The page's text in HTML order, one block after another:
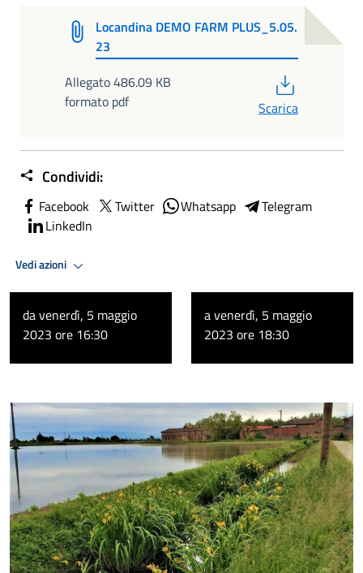
Locandina DEMO FARM PLUS_5.05.
23
Allegato 486.09 KB
formato pdf
Scarica
Condividi:
Facebook Twitter Whatsapp
Telegram
LinkedIn
Vedi azioni
da venerdì, 5 maggio
2023 ore 16:30
a venerdì, 5 maggio
2023 ore 18:30